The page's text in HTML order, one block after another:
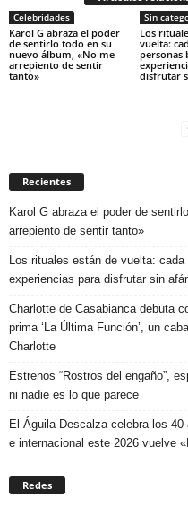
Celebridades
Karol G abraza el poder
de sentirlo todo en su
nuevo álbum, «No me
arrepiento de sentir
tanto»
Sin
Los
vuelta:
personas
disfrutar
Recientes
Karol G abraza el poder de
arrepiento de sentir tanto»
Los rituales están de vuelta:
experiencias para disfrutar sin
Charlotte de Casabianca debuta
prima ‘La Última Función’, un
Charlotte
Estrenos “Rostros del engaño”,
ni nadie es lo que parece
El Águila Descalza celebra los 40
e internacional este 2026 vuelve
Redes